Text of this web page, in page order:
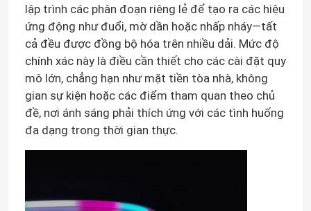
Kiểm soát chất lượng
Liên hệ chúng tôi
Tin tức
Đèn LED Dải Neon
lập trình các phân đoạn riêng lẻ để tạo ra các hiệu
ứng động như đuổi, mờ dần hoặc nhấp nháy—tất
cả đều được đồng bộ hóa trên nhiều dải. Mức độ
chính xác này là điều cần thiết cho các cài đặt quy
mô lớn, chẳng hạn như mặt tiền tòa nhà, không
gian sự kiện hoặc các điểm tham quan theo chủ
đề, nơi ánh sáng phải thích ứng với các tình huống
đa dạng trong thời gian thực.